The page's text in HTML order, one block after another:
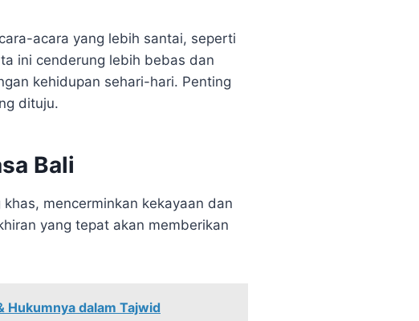
acara yang lebih santai, seperti
ini cenderung lebih bebas dan
kehidupan sehari-hari. Penting
dituju.
Bali
mencerminkan kekayaan dan
yang tepat akan memberikan
Hukumnya dalam Tajwid